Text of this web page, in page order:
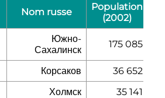
Nom russe
Population
(2002)
Южно-
Сахалинск
175 085
Корсаков
36 652
Холмск
35 141